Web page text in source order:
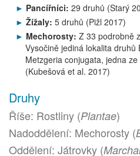
Pancířníci: 29 druhů (Starý
Žížaly: 5 druhů (Pižl 2017)
Mechorosty: Z 33 podrobně
Vysočině jediná lokalita
Metzgeria conjugata, jedna
(Kubešová et al. 2017)
Druhy
Říše: Rostliny (Plantae)
Nadoddělení: Mechorosty (
Oddělení: Játrovky (